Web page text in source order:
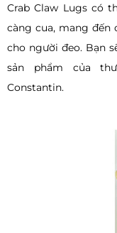
Crab Claw Lugs có
càng cua, mang đến
cho người đeo. Bạn
sản phẩm của
Constantin.